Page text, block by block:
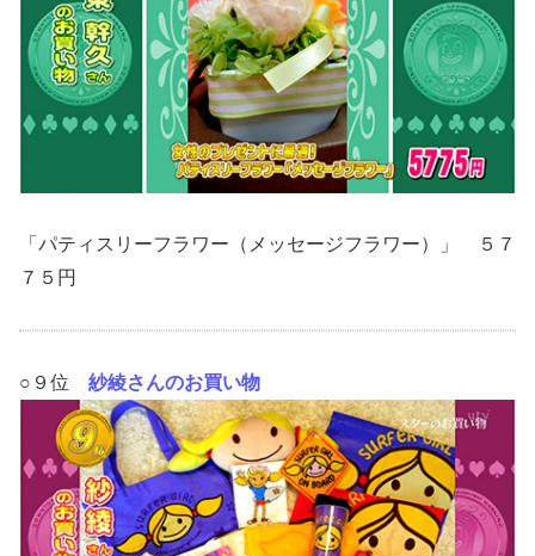
「パティスリーフラワー（メッセージフラワー）」 ５７
７５円
○９位 紗綾さんのお買い物